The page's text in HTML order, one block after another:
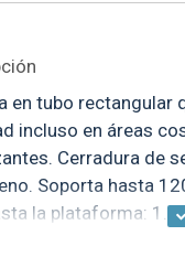
en tubo rectangular
incluso en áreas
Cerradura de
Soporta hasta
la plataforma: